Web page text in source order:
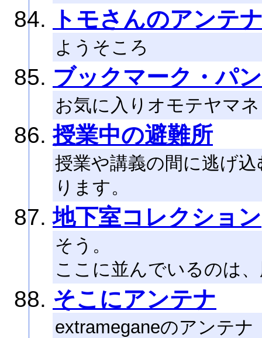
トモさんのアンテ
ようそころ
ブックマーク・パ
お気に入りオモテヤマ
授業中の避難所
授業や講義の間に逃げ
ります。
地下室コレクション
そう。
ここに並んでいるのは
そこにアンテナ
extrameganeのアンテナ